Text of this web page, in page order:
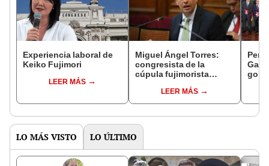
Experiencia laboral de
Keiko Fujimori
LEER MÁS
Miguel Ángel Torres:
congresista de la
cúpula fujimorista
del SenadoLEER MÁS
LO MÁS VISTO LO ÚLTIMO